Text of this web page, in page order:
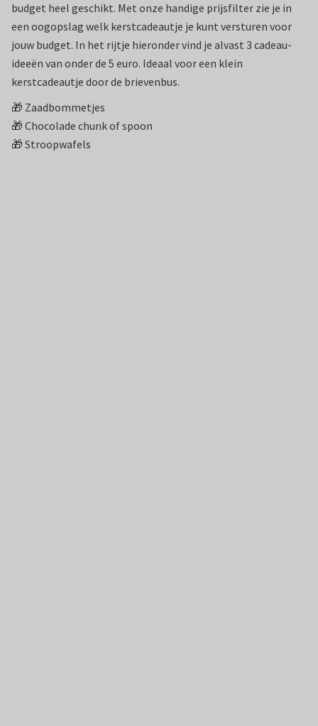
budget heel geschikt. Met onze handige prijsfilter zie je in
een oogopslag welk kerstcadeautje je kunt versturen voor
jouw budget. In het rijtje hieronder vind je alvast 3 cadeau-
ideeën van onder de 5 euro. Ideaal voor een klein
kerstcadeautje door de brievenbus.
🎁 Zaadbommetjes
🎁 Chocolade chunk of spoon
🎁 Stroopwafels